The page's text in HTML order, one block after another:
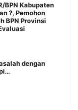
BPN Kabupaten
?, Pemohon
BPN Provinsi
dengan